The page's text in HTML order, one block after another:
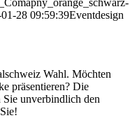
28 09:59:39Eventdesign
Wahl. Möchten
präsentieren? Die
unverbindlich den